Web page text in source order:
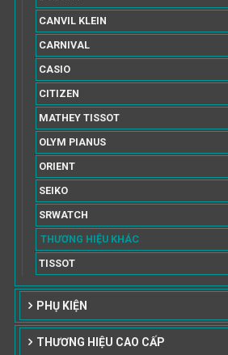
CANVIL KLEIN
CARNIVAL
CASIO
CITIZEN
MATHEY TISSOT
OLYM PIANUS
ORIENT
SEIKO
SRWATCH
THƯƠNG HIỆU KHÁC
TISSOT
PHỤ KIỆN
THƯƠNG HIỆU CAO CẤP